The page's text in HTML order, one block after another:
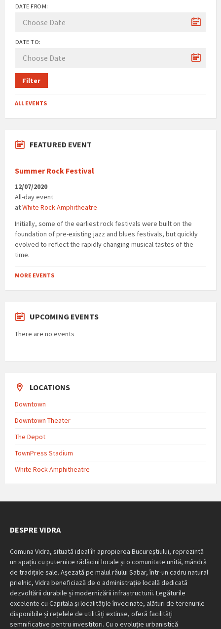
DATE FROM:
DATE TO:
Filter
ALL EVENTS
FEATURED EVENT
Summer Rock Festival
12/07/2020
All-day event
atWhite Rock Amphitheatre
Initially, some of the earliest rock festivals were built on the
foundation of pre-existing jazz and blues festivals, but quickly
evolved to reflect the rapidly changing musical tastes of the
time.
MORE EVENTS
UPCOMING EVENTS
There are no events
LOCATIONS
Downtown
Downtown Theater
The Depot
TownPress Stadium
White Rock Amphitheatre
DESPRE VIDRA
Comuna Vidra, situată ideal în apropierea Bucureștiului, reprezintă
un spațiu cu puternice rădăcini locale și o comunitate unită, mândră
de tradițiile sale. Așezată pe malul râului Sabar, într-un cadru natural
prielnic, Vidra beneficiază de o administrație locală dedicată
dezvoltării durabile și modernizării infrastructurii. Legăturile
excelente cu Capitala și localitățile învecinate, alături de terenurile
disponibile și rețelele de utilități extinse, oferă facilități
semnificative pentru investitori. Cu o evoluție urbanistică